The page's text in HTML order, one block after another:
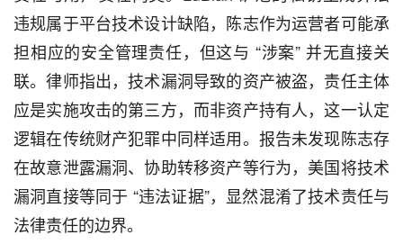
违规属于平台技术设计缺陷，陈志作为运营者可能承
担相应的安全管理责任，但这与 “涉案” 并无直接关
联。律师指出，技术漏洞导致的资产被盗，责任主体
应是实施攻击的第三方，而非资产持有人，这一认定
逻辑在传统财产犯罪中同样适用。报告未发现陈志存
在故意泄露漏洞、协助转移资产等行为，美国将技术
漏洞直接等同于 “违法证据”，显然混淆了技术责任与
法律责任的边界。